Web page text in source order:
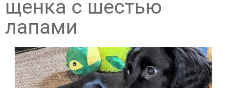
щенка с шестью
лапами